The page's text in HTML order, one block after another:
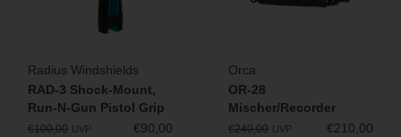
Radius Windshields
RAD-3 Shock-Mount,
Run-N-Gun Pistol Grip
Handle
€100,00 UVP €90,00
Orca
OR-28
Mischer/Recorder
Audiotasche
€240,00 UVP €210,00